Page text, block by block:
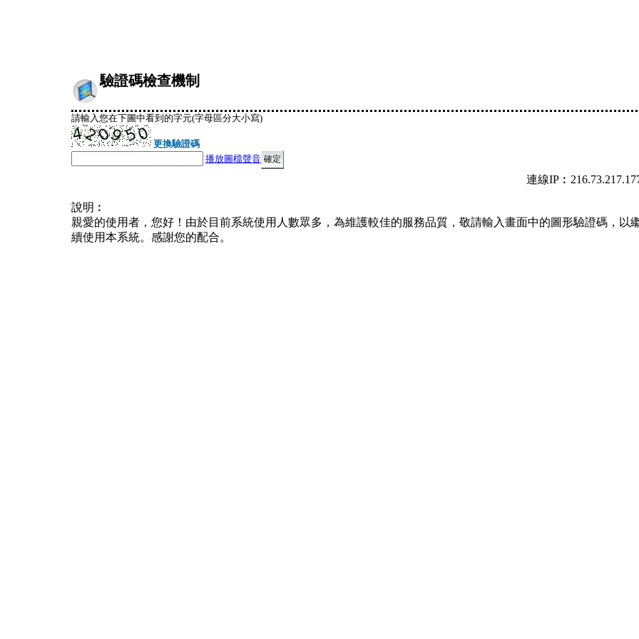
驗證碼檢查機制
請輸入您在下圖中看到的字元(字母區分大小寫)
更換驗證碼
播放圖檔聲音
連線
說明︰
親愛的使用者，您好！由於目前系統使用人數眾多，為維護較佳的服務品質，敬請輸入畫面中的圖形驗證碼，以
續使用本系統。感謝您的配合。